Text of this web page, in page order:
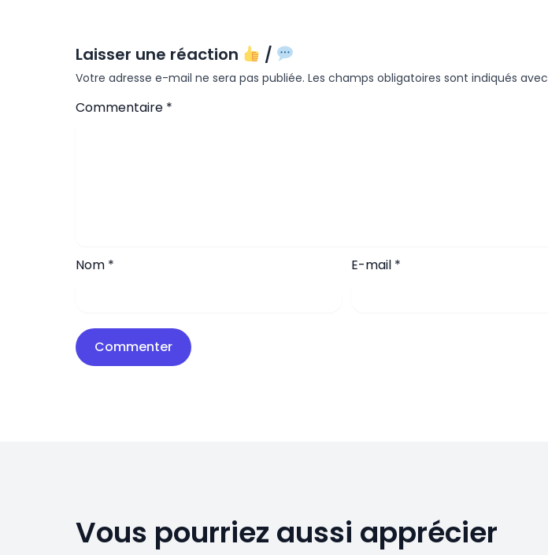
Laisser une réaction /
Votre adresse e-mail ne sera pas publiée. Les champs obligatoires sont indiqués avec
Commentaire *
Nom * E-mail *
Vous pourriez aussi apprécier